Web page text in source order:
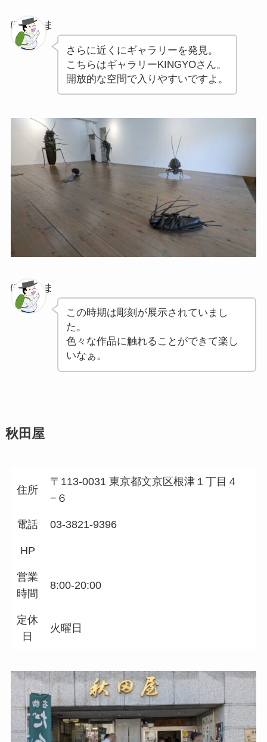
ぽちゃま
さらに近くにギャラリーを発見。
こちらはギャラリーKINGYOさん。
開放的な空間で入りやすいですよ。
ぽちゃま
この時期は彫刻が展示されていまし
た。
色々な作品に触れることができて楽し
いなぁ。
秋田屋
住所
〒113-0031 東京都文京区根津１丁目４
−６
電話 03-3821-9396
HP
営業
時間
8:00-20:00
定休
日
火曜日